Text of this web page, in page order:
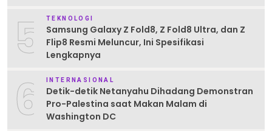
5 TEKNOLOGI
Samsung Galaxy Z Fold8, Z Fold8 Ultra, dan Z
Flip8 Resmi Meluncur, Ini Spesifikasi
Lengkapnya
6 INTERNASIONAL
Detik-detik Netanyahu Dihadang Demonstran
Pro-Palestina saat Makan Malam di
Washington DC